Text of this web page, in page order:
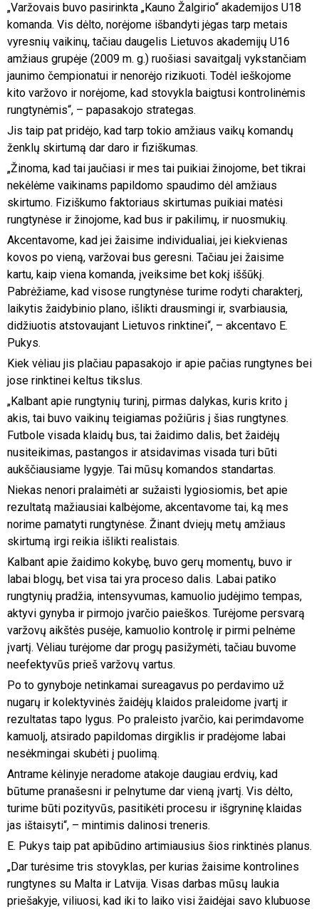
„Varžovais buvo pasirinkta „Kauno Žalgirio“ akademijos U18
komanda. Vis dėlto, norėjome išbandyti jėgas tarp metais
vyresnių vaikinų, tačiau daugelis Lietuvos akademijų U16
amžiaus grupėje (2009 m. g.) ruošiasi savaitgalį vykstančiam
jaunimo čempionatui ir nenorėjo rizikuoti. Todėl ieškojome
kito varžovo ir norėjome, kad stovykla baigtusi kontrolinėmis
rungtynėmis“, – papasakojo strategas.
Jis taip pat pridėjo, kad tarp tokio amžiaus vaikų komandų
ženklų skirtumą dar daro ir fiziškumas.
„Žinoma, kad tai jaučiasi ir mes tai puikiai žinojome, bet tikrai
nekėlėme vaikinams papildomo spaudimo dėl amžiaus
skirtumo. Fiziškumo faktoriaus skirtumas puikiai matėsi
rungtynėse ir žinojome, kad bus ir pakilimų, ir nuosmukių.
Akcentavome, kad jei žaisime individualiai, jei kiekvienas
kovos po vieną, varžovai bus geresni. Tačiau jei žaisime
kartu, kaip viena komanda, įveiksime bet kokį iššūkį.
Pabrėžiame, kad visose rungtynėse turime rodyti charakterį,
laikytis žaidybinio plano, išlikti drausmingi ir, svarbiausia,
didžiuotis atstovaujant Lietuvos rinktinei“, – akcentavo E.
Pukys.
Kiek vėliau jis plačiau papasakojo ir apie pačias rungtynes bei
jose rinktinei keltus tikslus.
„Kalbant apie rungtynių turinį, pirmas dalykas, kuris krito į
akis, tai buvo vaikinų teigiamas požiūris į šias rungtynes.
Futbole visada klaidų bus, tai žaidimo dalis, bet žaidėjų
nusiteikimas, pastangos ir atsidavimas visada turi būti
aukščiausiame lygyje. Tai mūsų komandos standartas.
Niekas nenori pralaimėti ar sužaisti lygiosiomis, bet apie
rezultatą mažiausiai kalbėjome, akcentavome tai, ką mes
norime pamatyti rungtynėse. Žinant dviejų metų amžiaus
skirtumą irgi reikia išlikti realistais.
Kalbant apie žaidimo kokybę, buvo gerų momentų, buvo ir
labai blogų, bet visa tai yra proceso dalis. Labai patiko
rungtynių pradžia, intensyvumas, kamuolio judėjimo tempas,
aktyvi gynyba ir pirmojo įvarčio paieškos. Turėjome persvarą
varžovų aikštės pusėje, kamuolio kontrolę ir pirmi pelnėme
įvartį. Vėliau turėjome dar progų pasižymėti, tačiau buvome
neefektyvūs prieš varžovų vartus.
Po to gynyboje netinkamai sureagavus po perdavimo už
nugarų ir kolektyvinės žaidėjų klaidos praleidome įvartį ir
rezultatas tapo lygus. Po praleisto įvarčio, kai perimdavome
kamuolį, atsirado papildomas dirgiklis ir pradėjome labai
nesėkmingai skubėti į puolimą.
Antrame kėlinyje neradome atakoje daugiau erdvių, kad
būtume pranašesni ir pelnytume dar vieną įvartį. Vis dėlto,
turime būti pozityvūs, pasitikėti procesu ir išgryninę klaidas
jas ištaisyti“, – mintimis dalinosi treneris.
E. Pukys taip pat apibūdino artimiausius šios rinktinės planus.
„Dar turėsime tris stovyklas, per kurias žaisime kontrolines
rungtynes su Malta ir Latvija. Visas darbas mūsų laukia
priešakyje, viliuosi, kad iki to laiko visi žaidėjai savo klubuose